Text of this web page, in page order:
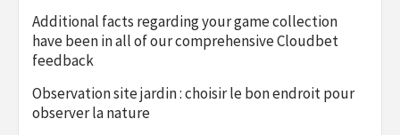
Additional facts regarding your game collection
have been in all of our comprehensive Cloudbet
feedback
Observation site jardin : choisir le bon endroit pour
observer la nature